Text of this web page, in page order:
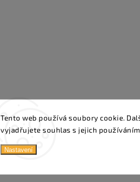
Tento web používá soubory cookie.
vyjadřujete souhlas s jejich
Nastavení